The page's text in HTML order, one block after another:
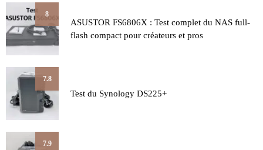
8
ASUSTOR FS6806X : Test complet du NAS full-
flash compact pour créateurs et pros
7.8
Test du Synology DS225+
7.9